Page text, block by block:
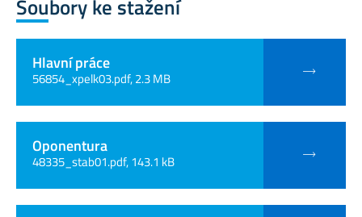
Soubory ke stažení
Hlavní práce
56854_xpelk03.pdf, 2.3 MB
Oponentura
48335_stab01.pdf, 143.1 kB